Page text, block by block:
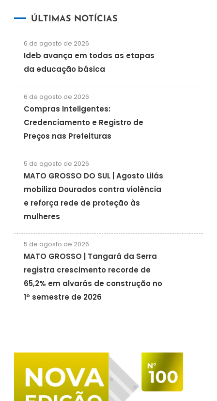
ÚLTIMAS NOTÍCIAS
6 de agosto de 2026
Ideb avança em todas as etapas
da educação básica
6 de agosto de 2026
Compras Inteligentes:
Credenciamento e Registro de
Preços nas Prefeituras
5 de agosto de 2026
MATO GROSSO DO SUL | Agosto Lilás
mobiliza Dourados contra violência
e reforça rede de proteção às
mulheres
5 de agosto de 2026
MATO GROSSO | Tangará da Serra
registra crescimento recorde de
65,2% em alvarás de construção no
1º semestre de 2026